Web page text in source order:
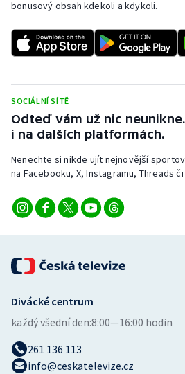
Plážový volejbal
Ragby
Rychlobruslení
Rychlostní kanoistika
Sportovní střelba
Veslování
Vodní slalom
bonusový obsah kdekoli a kdykoli.
SOCIÁLNÍ SÍTĚ
Odteď vám už nic
i na dalších platformách.
Nenechte si nikde ujít nejnovější
na Facebooku, X, Instagramu, Threads
Divácké centrum
každý všední den:8:00—16:00 hodin
261 136 113
info@ceskatelevize.cz